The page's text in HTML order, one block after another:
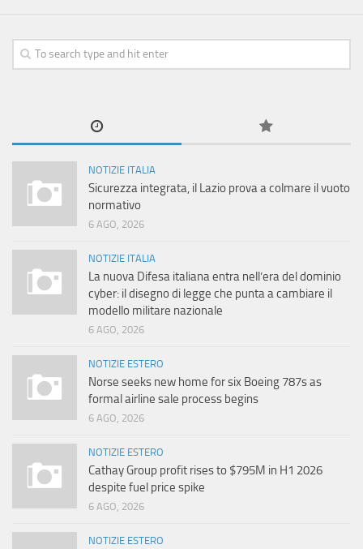
NOTIZIE ITALIA
Sicurezza integrata, il Lazio prova a colmare il vuoto
normativo
6 AGO, 2026
NOTIZIE ITALIA
La nuova Difesa italiana entra nell’era del dominio
cyber: il disegno di legge che punta a cambiare il
modello militare nazionale
6 AGO, 2026
NOTIZIE ESTERO
Norse seeks new home for six Boeing 787s as
formal airline sale process begins
6 AGO, 2026
NOTIZIE ESTERO
Cathay Group profit rises to $795M in H1 2026
despite fuel price spike
6 AGO, 2026
NOTIZIE ESTERO